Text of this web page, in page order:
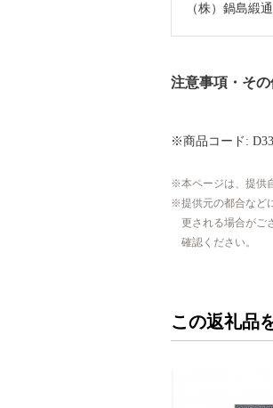
（株）鍋島緞
注意事項・その
※商品コード:
本ページは、提供
提供元の都合など
更される場合がご
確認ください。
この返礼品